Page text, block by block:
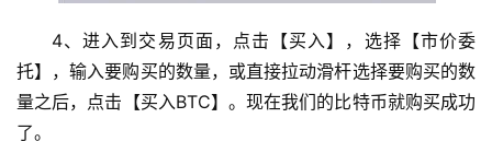
4、进入到交易页面，点击【买入】，选择【市价委
托】，输入要购买的数量，或直接拉动滑杆选择要购买的数
量之后，点击【买入BTC】。现在我们的比特币就购买成功
了。